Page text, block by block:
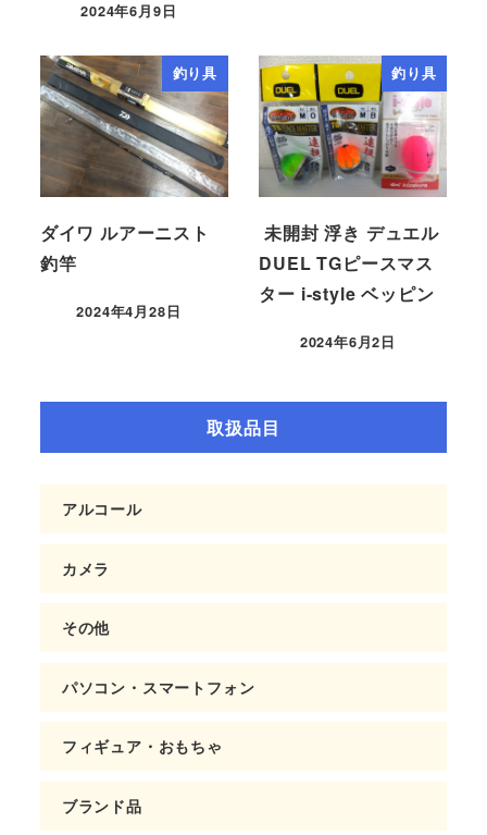
2024年6月9日
釣り具
ダイワ ルアーニスト
釣竿
2024年4月28日
釣り具
未開封 浮き デュエル
DUEL TGピースマス
ター i-style ベッピン
2024年6月2日
取扱品目
アルコール
カメラ
その他
パソコン・スマートフォン
フィギュア・おもちゃ
ブランド品